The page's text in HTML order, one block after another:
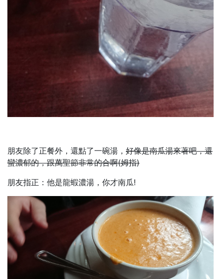
朋友除了正餐外，還點了一碗湯， 好像是南瓜湯來著吧，還
蠻濃郁的，跟萬聖節非常的合啊(姆指)
朋友指正：他是龍蝦濃湯，你才南瓜!